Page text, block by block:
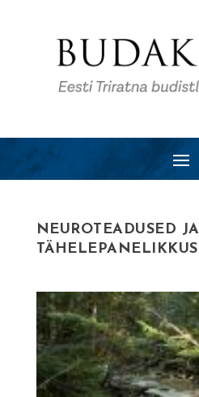
NEUROTEADUSED JA
TÄHELEPANELIKKUS